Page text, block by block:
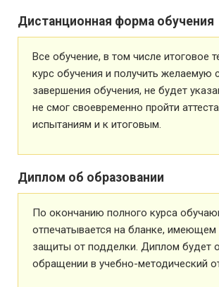
Дистанционная форма обучения
Все обучение, в том числе итоговое
курс обучения и получить
завершения обучения, не будет
не смог своевременно пройти
испытаниям и к итоговым.
Диплом об образовании
По окончанию полного курса
отпечатывается на бланке, имеющем
защиты от подделки. Диплом будет
обращении в учебно-методический